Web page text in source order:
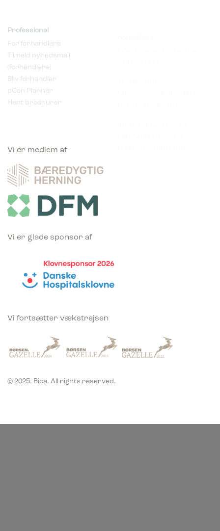
Tilmeld nyhedsmail
(forhandlere)
Bliv forhandler
pCon Planner
Hent brochurer
Vi er medlem af
Vi er glade sponsor af
Vi fortsætter vækstrejsen
© 2025. Bica. All rights reserved.